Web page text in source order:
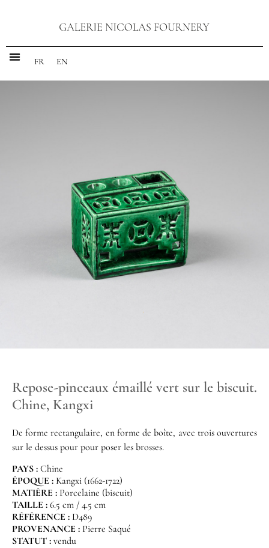
FR EN
Repose-pinceaux émaillé vert sur le biscuit.
Chine, Kangxi
De forme rectangulaire, en forme de boîte, avec trois ouvertures
sur le dessus pour pour poser les brosses.
PAYS : Chine
ÉPOQUE : Kangxi (1662-1722)
MATIÈRE : Porcelaine (biscuit)
TAILLE : 6.5 cm / 4.5 cm
RÉFÉRENCE : D489
PROVENANCE : Pierre Saqué
STATUT : vendu